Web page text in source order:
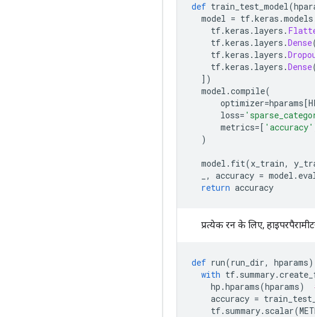
def train_test_model(
model = tf.keras .models
tf.keras . layers .
tf.keras . layers .Dense
tf.keras . layers .
tf.keras . layers .Dense
])
model .compile(
optimizer=hparams[
loss=
metrics=[ 'accuracy'
)
model . fit(x_train,
, accuracy = model .
return accuracy
प्रत्येक रन के लिए,
def run(run_dir, hparams
with tf. summary.
hp .hparams(hparams)
accuracy =
tf. summary. scalar(